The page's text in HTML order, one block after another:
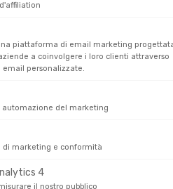
una fettuccia tessile
(spesso in
resistente
(generalmente da 12
rinvii sono progettati per
pensati per le lunghe salite dove